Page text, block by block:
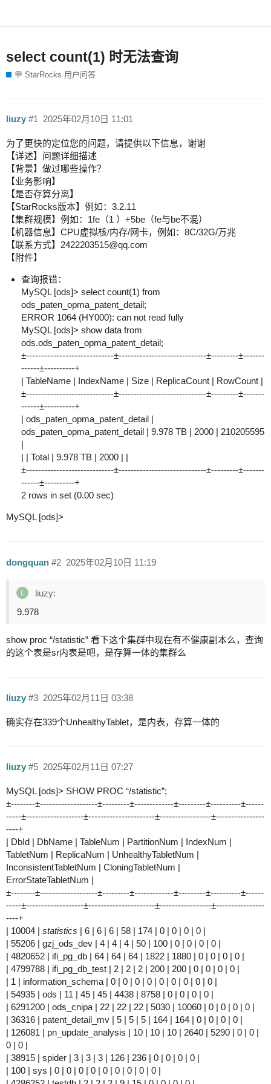
select count(1) 时无法查询
💬 StarRocks 用户问答
liuzy 2025年02月10日 11:01
#1
为了更快的定位您的问题，请提供以下信息，谢谢
【详述】问题详细描述
【背景】做过哪些操作？
【业务影响】
【是否存算分离】
【StarRocks版本】例如：3.2.11
【集群规模】例如：1fe（1 ）+5be（fe与be不混）
【机器信息】CPU虚拟核/内存/网卡，例如：8C/32G/万兆
【联系方式】2422203515@qq.com
【附件】
查询报错：
MySQL [ods]> select count(1) from
ods_paten_opma_patent_detail;
ERROR 1064 (HY000): can not read fully
MySQL [ods]> show data from
ods.ods_paten_opma_patent_detail;
±-----------------------------±-----------------------------±---------±-------
------±----------+
| TableName | IndexName | Size | ReplicaCount | RowCount |
±-----------------------------±-----------------------------±---------±-------
------±----------+
| ods_paten_opma_patent_detail |
ods_paten_opma_patent_detail | 9.978 TB | 2000 | 210205595
|
| | Total | 9.978 TB | 2000 | |
±-----------------------------±-----------------------------±---------±-------
------±----------+
2 rows in set (0.00 sec)
MySQL [ods]>
dongquan 2025年02月10日 11:19
#2
liuzy:
9.978
show proc “/statistic” 看下这个集群中现在有不健康副本么，查询
的这个表是sr内表是吧，是存算一体的集群么
liuzy 2025年02月11日 03:38
#3
确实存在339个UnhealthyTablet，是内表，存算一体的
liuzy 2025年02月11日 07:27
#5
MySQL [ods]> SHOW PROC “/statistic”;
±--------±-------------------±---------±-------------±---------±----------±------
-----±-------------------±----------------------±-----------------±----------------
----+
| DbId | DbName | TableNum | PartitionNum | IndexNum |
TabletNum | ReplicaNum | UnhealthyTabletNum |
InconsistentTabletNum | CloningTabletNum |
ErrorStateTabletNum |
±--------±-------------------±---------±-------------±---------±----------±------
-----±-------------------±----------------------±-----------------±----------------
----+
| 10004 | statistics | 6 | 6 | 6 | 58 | 174 | 0 | 0 | 0 | 0 |
| 55206 | gzj_ods_dev | 4 | 4 | 4 | 50 | 100 | 0 | 0 | 0 | 0 |
| 4820652 | ifi_pg_db | 64 | 64 | 64 | 1822 | 1880 | 0 | 0 | 0 | 0 |
| 4799788 | ifi_pg_db_test | 2 | 2 | 2 | 200 | 200 | 0 | 0 | 0 | 0 |
| 1 | information_schema | 0 | 0 | 0 | 0 | 0 | 0 | 0 | 0 | 0 |
| 54935 | ods | 11 | 45 | 45 | 4438 | 8758 | 0 | 0 | 0 | 0 |
| 6291200 | ods_cnipa | 22 | 22 | 22 | 5030 | 10060 | 0 | 0 | 0 | 0 |
| 36316 | patent_detail_mv | 5 | 5 | 5 | 164 | 164 | 0 | 0 | 0 | 0 |
| 126081 | pn_update_analysis | 10 | 10 | 10 | 2640 | 5290 | 0 | 0 |
0 | 0 |
| 38915 | spider | 3 | 3 | 3 | 126 | 236 | 0 | 0 | 0 | 0 |
| 100 | sys | 0 | 0 | 0 | 0 | 0 | 0 | 0 | 0 | 0 |